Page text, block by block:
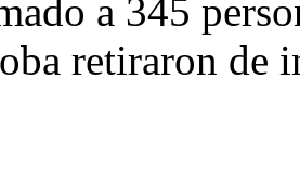
a 345
retiraron de